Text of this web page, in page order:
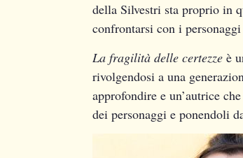
della Silvestri sta proprio in
confrontarsi con i
La fragilità delle certezze è
rivolgendosi a una
approfondire e un’autrice
dei personaggi e ponendoli